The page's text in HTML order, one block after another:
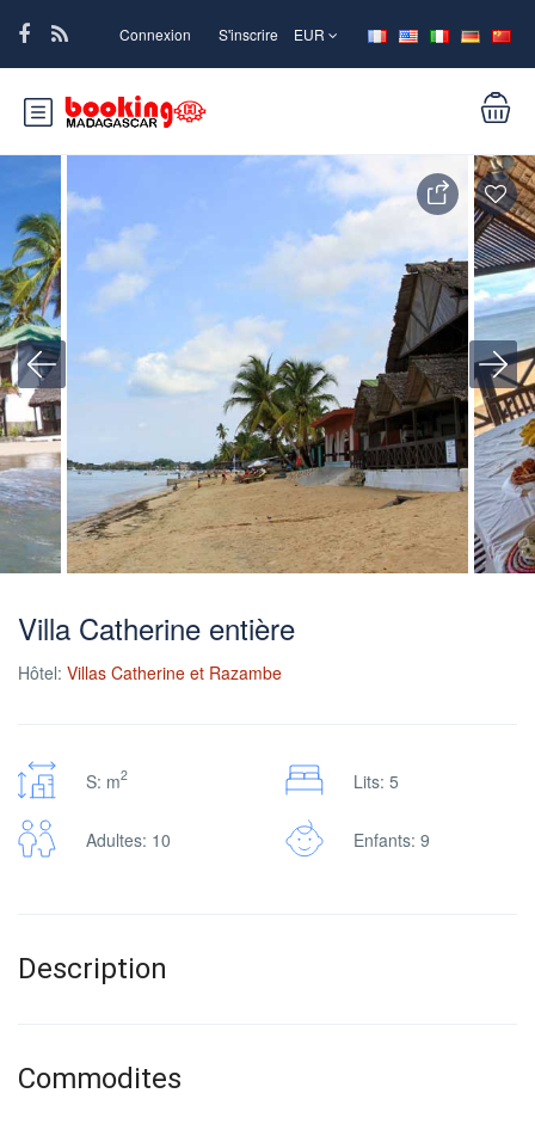
Connexion S'inscrire EUR
Villa Catherine entière
Hôtel: Villas Catherine et Razambe
S: m2 Lits: 5
Adultes: 10 Enfants: 9
Description
Commodites